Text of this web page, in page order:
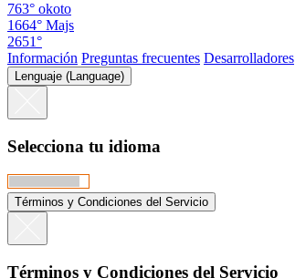
763° okoto
1664° Majs
2651°
Información Preguntas frecuentes Desarrolladores
Lenguaje (Language)
Selecciona tu idioma
Términos y Condiciones del Servicio
Términos y Condiciones del Servicio